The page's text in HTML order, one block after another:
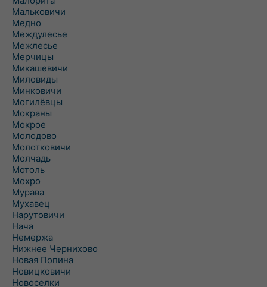
Мальковичи
Медно
Междулесье
Межлесье
Мерчицы
Микашевичи
Миловиды
Минковичи
Могилёвцы
Мокраны
Мокрое
Молодово
Молотковичи
Молчадь
Мотоль
Мохро
Мурава
Мухавец
Нарутовичи
Нача
Немержа
Нижнее Чернихово
Новая Попина
Новицковичи
Новоселки